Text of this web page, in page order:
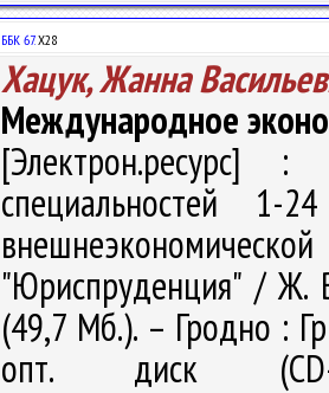
ББК 67.Х28
Хацук, Жанна
Международное
[Электрон.ресурс] :
специальностей 1-
"Юриспруденция" / Ж.
(49,7 Мб.). – Гродно :
опт. диск